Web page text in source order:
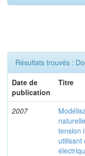
Résultats trouvés :
Date de
publication
Titre
2007
tension
utilisant